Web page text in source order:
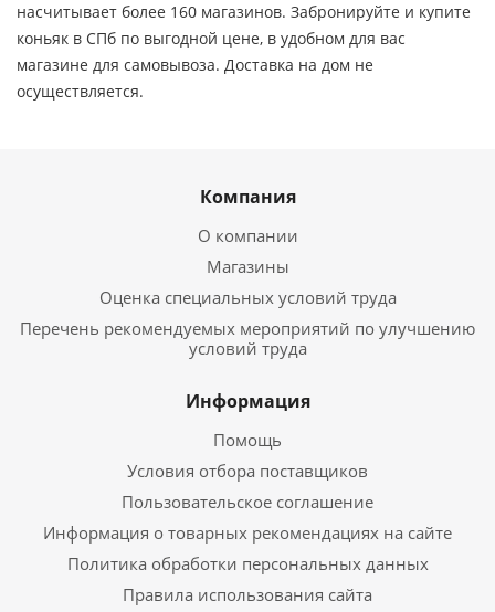
насчитывает более 160 магазинов. Забронируйте и купите
коньяк в СПб по выгодной цене, в удобном для вас
магазине для самовывоза. Доставка на дом не
осуществляется.
Компания
О компании
Магазины
Оценка специальных условий труда
Перечень рекомендуемых мероприятий по улучшению
условий труда
Информация
Помощь
Условия отбора поставщиков
Пользовательское соглашение
Информация о товарных рекомендациях на сайте
Политика обработки персональных данных
Правила использования сайта